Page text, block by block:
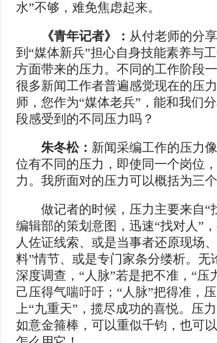
水”不够，难免焦虑起来。
《青年记者》： 从付老师的分
到“媒体新兵”担心自身技能素养与
方面带来的压力。不同的工作阶段
很多新闻工作者普遍感觉现在的压
师，您作为“媒体老兵”，能和我们
段感受到的不同压力吗 ？
朱冬松： 新闻采编工作的压力
位有不同的压力，即使同一个岗位
力。我所面对的压力可以概括为三
做记者的时候，压力主要来自“
编辑部的策划意图，迅速“找对人”
人佐证线索、或是当事者还原现场
料”情节、或是专门家条分缕析。无
深度调查，“人脉”若是把不准，“压
己压得气喘吁吁；“人脉”把得准，
上“九重天”，揽尽成功的喜悦。压
如意金箍棒，可以重似千钧，也可